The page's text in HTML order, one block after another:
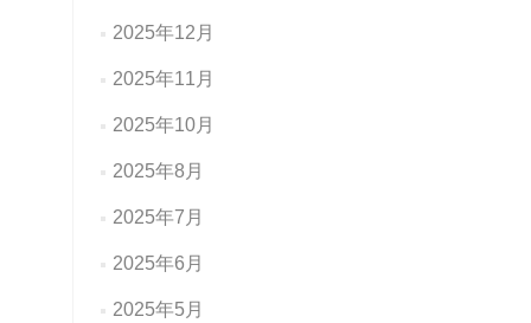
2025年12月
2025年11月
2025年10月
2025年8月
2025年7月
2025年6月
2025年5月